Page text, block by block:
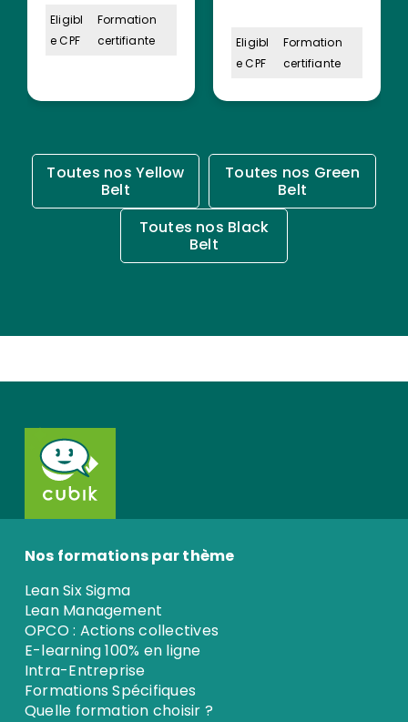
Eligibl
e CPF
Formation
certifiante
Eligibl
e CPF
Formation
certifiante
Toutes nos Yellow
Belt
Toutes nos Green
Belt
Toutes nos Black
Belt
Nos formations par thème
Lean Six Sigma
Lean Management
OPCO : Actions collectives
E-learning 100% en ligne
Intra-Entreprise
Formations Spécifiques
Quelle formation choisir ?